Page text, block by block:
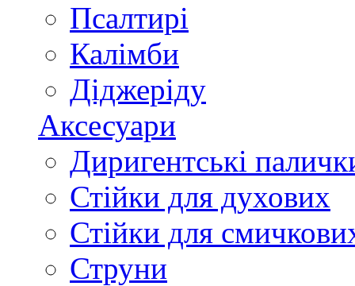
Псалтирі
Калімби
Діджеріду
Аксесуари
Диригентські
Стійки для духових
Стійки для
Струни